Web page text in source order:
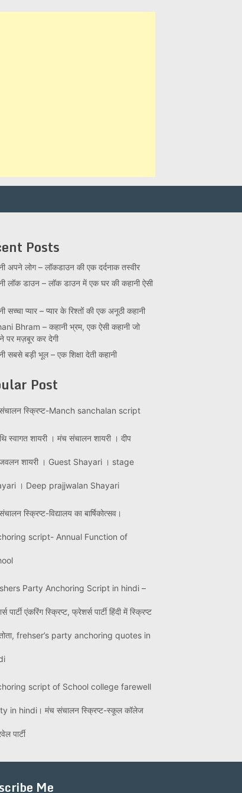
Posts
अपने लोग – लॉकडाउन की एक दर्दनाक तस्वीर
लॉक डाउन – लॉक डाउन में एक घर की कहानी ऐसी
सच्चा प्यार – प्यार के रिश्तों की एक अनूठी कहानी
Bhram – कहानी भ्रम, एक ऐसी कहानी जो
पर मज़बूर कर देगी
सबसे बड़ी भूल – एक शिक्षा देती कहानी
Post
स्क्रिप्ट-Manch sanchalan script
स्वागत शायरी । मंच संचालन शायरी । दीप
शायरी । Guest Shayari । stage
। Deep prajjwalan Shayari
स्क्रिप्ट-विद्यालय का बार्षिकोत्सव।
script- Annual Function of
Party Anchoring Script in hindi –
पार्टी एंकरिंग स्क्रिप्ट, फ्रेशर्स पार्टी हिंदी में स्क्रिप्ट
frehser’s party anchoring quotes in
script of School college farewell
in hindi। मंच संचालन स्क्रिप्ट-स्कूल कॉलेज
पार्टी
Me